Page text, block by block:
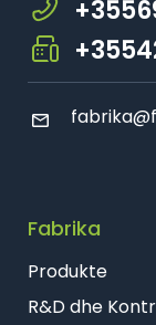
Fabrika
Produkte
R&D dhe